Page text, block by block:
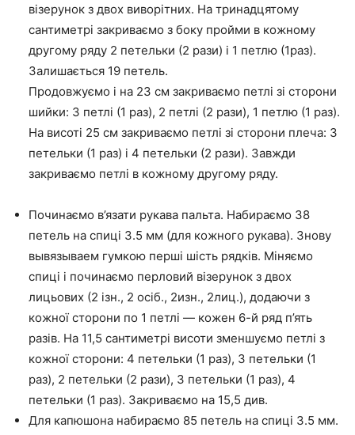
візерунок з двох виворітних. На тринадцятому
сантиметрі закриваємо з боку пройми в кожному
другому ряду 2 петельки (2 рази) і 1 петлю (1раз).
Залишається 19 петель.
Продовжуємо і на 23 см закриваємо петлі зі сторони
шийки: 3 петлі (1 раз), 2 петлі (2 рази), 1 петлю (1 раз).
На висоті 25 см закриваємо петлі зі сторони плеча: 3
петельки (1 раз) і 4 петельки (2 рази). Завжди
закриваємо петлі в кожному другому ряду.
Починаємо в’язати рукава пальта. Набираємо 38
петель на спиці 3.5 мм (для кожного рукава). Знову
вывязываем гумкою перші шість рядків. Міняємо
спиці і починаємо перловий візерунок з двох
лицьових (2 ізн., 2 осіб., 2изн., 2лиц.), додаючи з
кожної сторони по 1 петлі — кожен 6-й ряд п’ять
разів. На 11,5 сантиметрі висоти зменшуємо петлі з
кожної сторони: 4 петельки (1 раз), 3 петельки (1
раз), 2 петельки (2 рази), 3 петельки (1 раз), 4
петельки (1 раз). Закриваємо на 15,5 див.
Для капюшона набираємо 85 петель на спиці 3.5 мм.